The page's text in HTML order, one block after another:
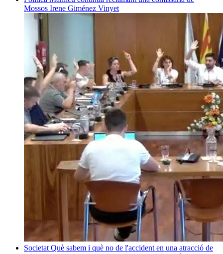
Mossos Irene Giménez Vinyet
Societat Què sabem i què no de l'accident en una atracció de